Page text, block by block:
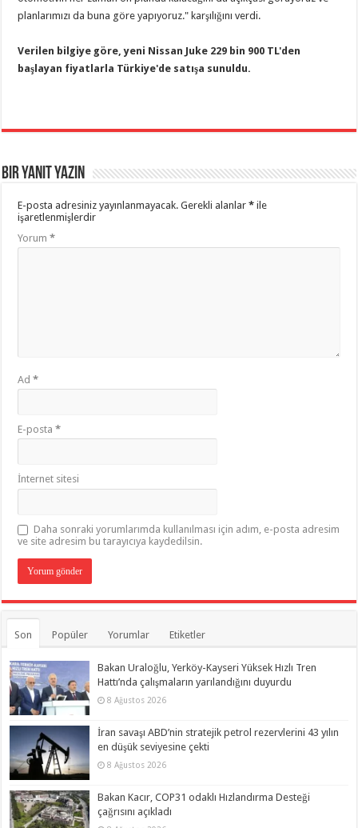
planlarımızı da buna göre yapıyoruz." karşılığını verdi.
Verilen bilgiye göre, yeni Nissan Juke 229 bin 900 TL'den
başlayan fiyatlarla Türkiye'de satışa sunuldu.
Bir yanıt yazın
E-posta adresiniz yayınlanmayacak. Gerekli alanlar* ile
işaretlenmişlerdir
Yorum*
Ad*
E-posta*
İnternet sitesi
Daha sonraki yorumlarımda kullanılması için adım, e-posta adresim
ve site adresim bu tarayıcıya kaydedilsin.
Son Popüler Yorumlar Etiketler
Bakan Uraloğlu, Yerköy-Kayseri Yüksek Hızlı Tren
Hattı’nda çalışmaların yarılandığını duyurdu
8 Ağustos 2026
İran savaşı ABD’nin stratejik petrol rezervlerini 43 yılın
en düşük seviyesine çekti
8 Ağustos 2026
Bakan Kacır, COP31 odaklı Hızlandırma Desteği
çağrısını açıkladı